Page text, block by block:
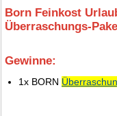
Born Feinkost
Überraschungs-
Gewinne:
1x BORN